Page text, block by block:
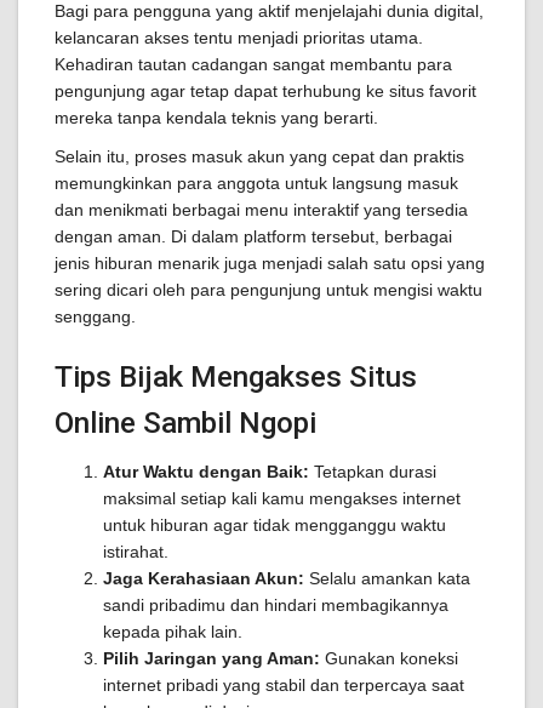
Bagi para pengguna yang aktif menjelajahi dunia digital,
kelancaran akses tentu menjadi prioritas utama.
Kehadiran tautan cadangan sangat membantu para
pengunjung agar tetap dapat terhubung ke situs favorit
mereka tanpa kendala teknis yang berarti.
Selain itu, proses masuk akun yang cepat dan praktis
memungkinkan para anggota untuk langsung masuk
dan menikmati berbagai menu interaktif yang tersedia
dengan aman. Di dalam platform tersebut, berbagai
jenis hiburan menarik juga menjadi salah satu opsi yang
sering dicari oleh para pengunjung untuk mengisi waktu
senggang.
Tips Bijak Mengakses Situs
Online Sambil Ngopi
Atur Waktu dengan Baik: Tetapkan durasi
maksimal setiap kali kamu mengakses internet
untuk hiburan agar tidak mengganggu waktu
istirahat.
Jaga Kerahasiaan Akun: Selalu amankan kata
sandi pribadimu dan hindari membagikannya
kepada pihak lain.
Pilih Jaringan yang Aman: Gunakan koneksi
internet pribadi yang stabil dan terpercaya saat